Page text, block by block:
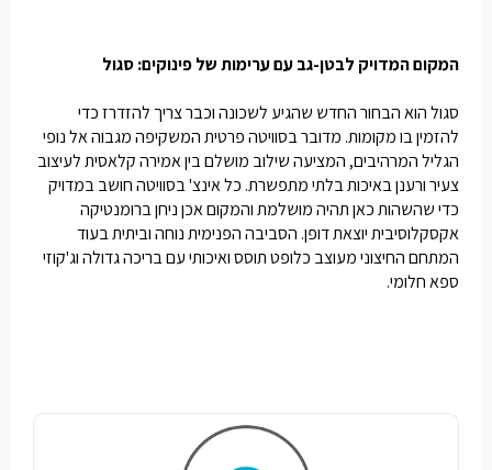
המקום המדויק לבטן-גב עם ערימות של פינוקים: סגול
סגול הוא הבחור החדש שהגיע לשכונה וכבר צריך להזדרז כדי
להזמין בו מקומות. מדובר בסוויטה פרטית המשקיפה מגבוה אל נופי
הגליל המרהיבים, המציעה שילוב מושלם בין אמירה קלאסית לעיצוב
צעיר ורענן באיכות בלתי מתפשרת. כל אינצ' בסוויטה חושב במדויק
כדי שהשהות כאן תהיה מושלמת והמקום אכן ניחן ברומנטיקה
אקסקלוסיבית יוצאת דופן. הסביבה הפנימית נוחה וביתית בעוד
המתחם החיצוני מעוצב כלופט תוסס ואיכותי עם בריכה גדולה וג'קוזי
ספא חלומי.